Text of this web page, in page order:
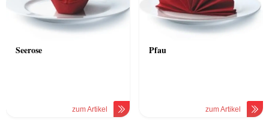
Seerose
zum Artikel
Pfau
zum Artikel